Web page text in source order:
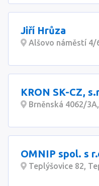
Jiří Hrůza
Alšovo náměstí 4/
KRON SK-CZ,
Brněnská 4062/
OMNIP spol. s
Teplýšovice 82,